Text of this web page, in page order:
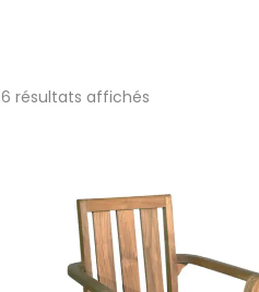
6 résultats affichés